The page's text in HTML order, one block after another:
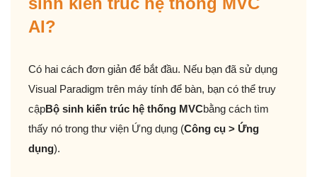
AI?
Có hai cách đơn giản để bắt đầu. Nếu bạn đã sử dụng
Visual Paradigm trên máy tính để bàn, bạn có thể truy
cậpBộ sinh kiến trúc hệ thống MVCbằng cách tìm
thấy nó trong thư viện Ứng dụng (Công cụ > Ứng
dụng).